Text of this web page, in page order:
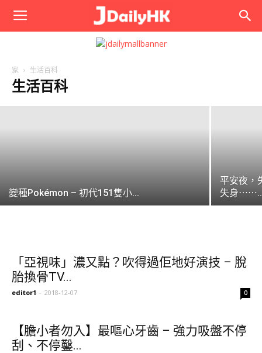
JPhoto
家 生活百科
生活百科
回尊嚴 ...
editor1 - 2018-12-07
變種Pokémon – 初代151隻小...
平安夜，
失身
「亞視味」濃又點？吹得過佢地好演技 – 脫
胎換骨TV...
editor1 - 2018-12-07 0
【膽小者勿入】最嘔心牙齒 – 強力吸盤不停
刮、不停鑿...